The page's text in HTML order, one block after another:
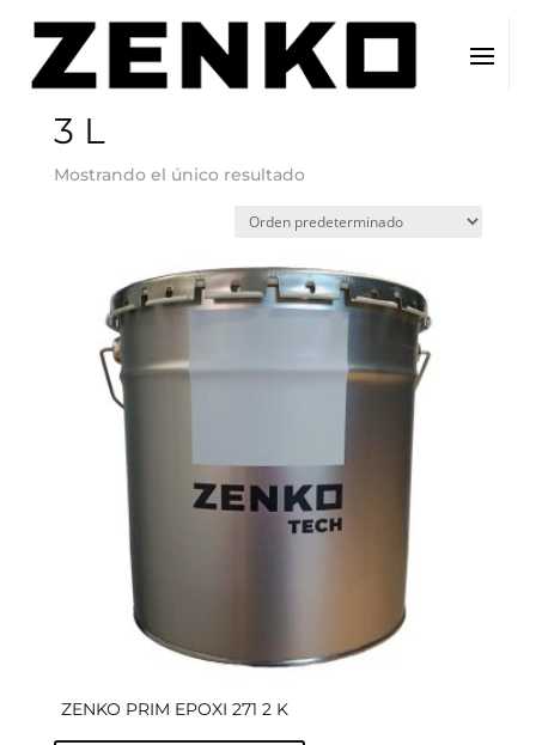
Inicio / Tamaño del producto / 3 L
3 L
Mostrando el único resultado
ZENKO PRIM EPOXI 271 2 K